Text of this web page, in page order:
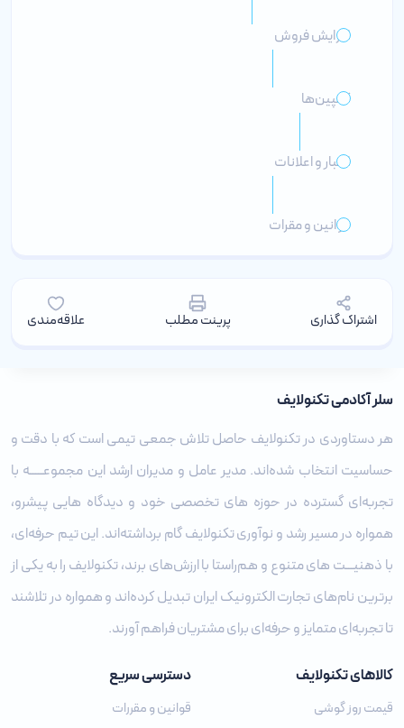
افزایش فروش
کمپین‌ها
اخبار و اعلانات
قوانین و مقرات
اشتراک گذاری پرینت مطلب علاقه‌مندی
سلر آکادمی تکنولایف
هر دستاوردی در تکنولایف حاصل تلاش جمعی تیمی است که با دقت و
حساسیت انتخاب شده‌اند. مدیر عامل و مدیران ارشد این مجموعـــــه با
تجربه‌ای گسترده در حوزه‌ های تخصصی خود و دیدگاه ‌هایی پیشرو،
همواره در مسیر رشد و نوآوری تکنولایف گام برداشته‌اند. این تیم حرفه‌ای،
با ذهنیـــت‌ های متنوع و هم‌راستا با ارزش‌های برند، تکنولایف را به یکی از
برترین نام‌های تجارت الکترونیک ایران تبدیل کرده‌اند و همواره در تلاشند
تا تجربه‌ای متمایز و حرفه‌ای برای مشتریان فراهم آورند.
کالاهای تکنولایف
قیمت روز گوشی
دسترسی سریع
قوانین و مقررات